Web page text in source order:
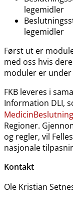
legemidler
legemidler
Først ut er
med oss hvis
moduler er
FKB leveres i
Information DLI,
Regioner.
og regler, vil
nasjonale
Kontakt
Ole Kristian